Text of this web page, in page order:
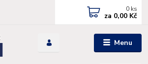
Menu
0 ks
za 0,00 Kč